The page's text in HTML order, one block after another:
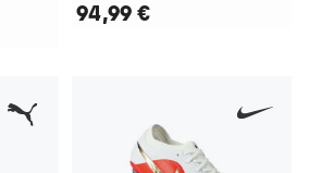
94,99 €